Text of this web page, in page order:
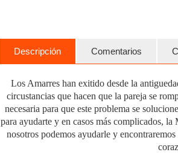
Descripción Comentarios
Los Amarres han exitido desde la
circustancias que hacen que la pareja se
necesaria para que este problema se
para ayudarte y en casos más complicados, la
nosotros podemos ayudarle y